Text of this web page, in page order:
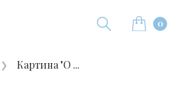
0
Картина "О ...